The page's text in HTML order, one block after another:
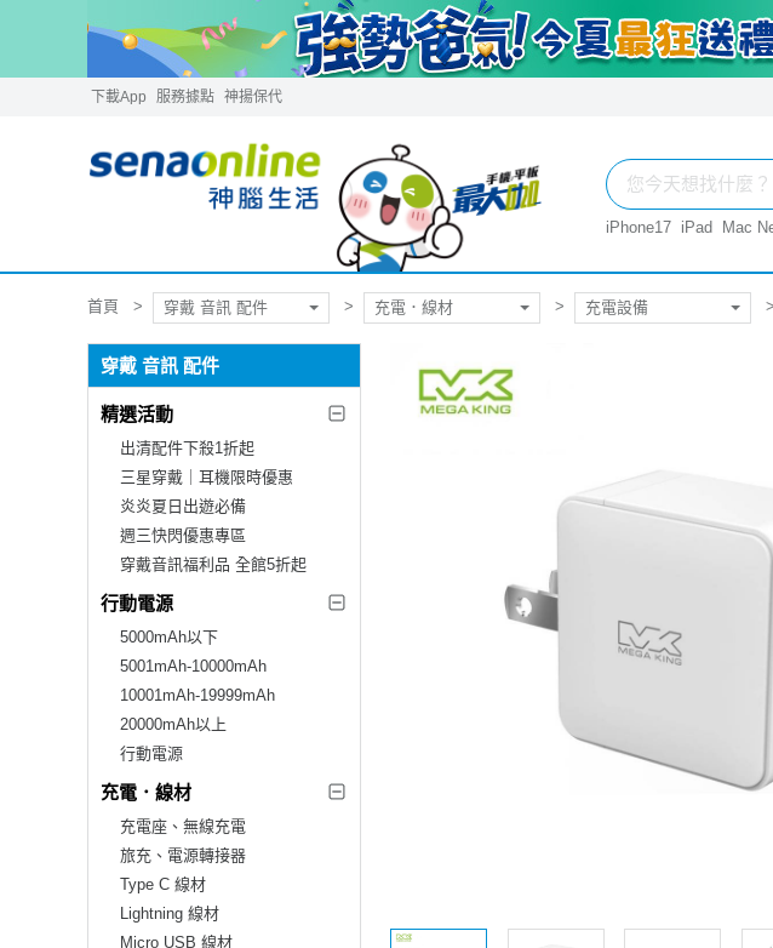
下載App 服務據點 神揚保代
iPhone17 iPad Mac
首頁 穿戴 音訊 配件 充電．線材 充電設備
穿戴 音訊 配件
精選活動
出清配件下殺1折起
三星穿戴｜耳機限時優惠
炎炎夏日出遊必備
週三快閃優惠專區
穿戴音訊福利品 全館5折起
行動電源
5000mAh以下
5001mAh-10000mAh
10001mAh-19999mAh
20000mAh以上
行動電源
充電．線材
充電座、無線充電
旅充、電源轉接器
Type C 線材
Lightning 線材
Micro USB 線材